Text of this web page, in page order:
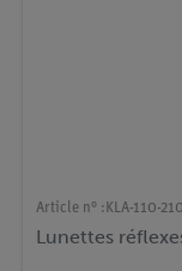
Article n° : KLA-110-210
Lunettes